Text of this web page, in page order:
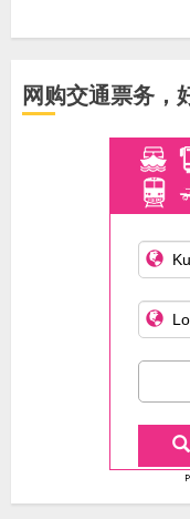
网购交通票务，